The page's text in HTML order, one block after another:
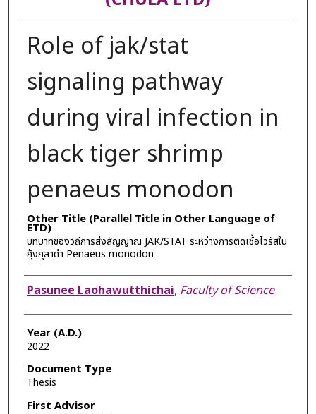
Role of jak/stat
signaling pathway
during viral infection in
black tiger shrimp
penaeus monodon
Other Title (Parallel Title in Other Language of
ETD)
บทบาทของวิถีการส่งสัญญาณ JAK/STAT ระหว่างการติดเชื้อไวรัสใน
กุ้งกุลาดำ Penaeus monodon
Author
Pasunee Laohawutthichai, Faculty of Science
Year (A.D.)
2022
Document Type
Thesis
First Advisor